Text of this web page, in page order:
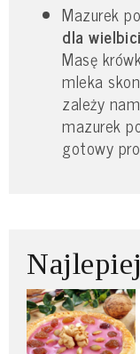
Mazurek
dla
Masę
mleka
zależy
mazurek
gotowy